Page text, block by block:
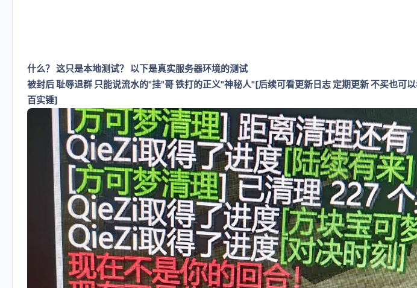
什么？ 这只是本地测试？ 以下是真实服务器环境的测试
被封后 耻辱退群 只能说流水的"挂"哥 铁打的正义"神秘人"[后续可看更新日志 定期更新 不买也可
百实锤]